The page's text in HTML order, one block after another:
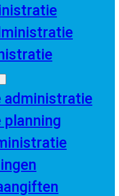
administratie
planning